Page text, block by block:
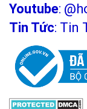
Youtube:
Tin Tức: Tin